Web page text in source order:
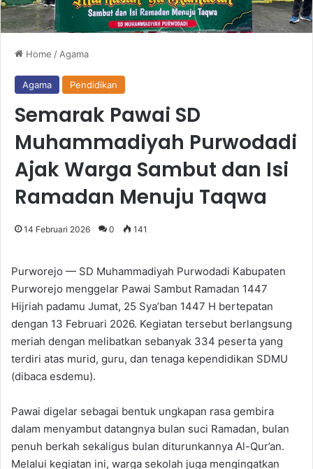
Home / Agama
Agama Pendidikan
Semarak Pawai SD
Muhammadiyah Purwodadi
Ajak Warga Sambut dan Isi
Ramadan Menuju Taqwa
14 Februari 2026 0 141
Purworejo — SD Muhammadiyah Purwodadi Kabupaten
Purworejo menggelar Pawai Sambut Ramadan 1447
Hijriah padamu Jumat, 25 Sya’ban 1447 H bertepatan
dengan 13 Februari 2026. Kegiatan tersebut berlangsung
meriah dengan melibatkan sebanyak 334 peserta yang
terdiri atas murid, guru, dan tenaga kependidikan SDMU
(dibaca esdemu).
Pawai digelar sebagai bentuk ungkapan rasa gembira
dalam menyambut datangnya bulan suci Ramadan, bulan
penuh berkah sekaligus bulan diturunkannya Al-Qur’an.
Melalui kegiatan ini, warga sekolah juga mengingatkan